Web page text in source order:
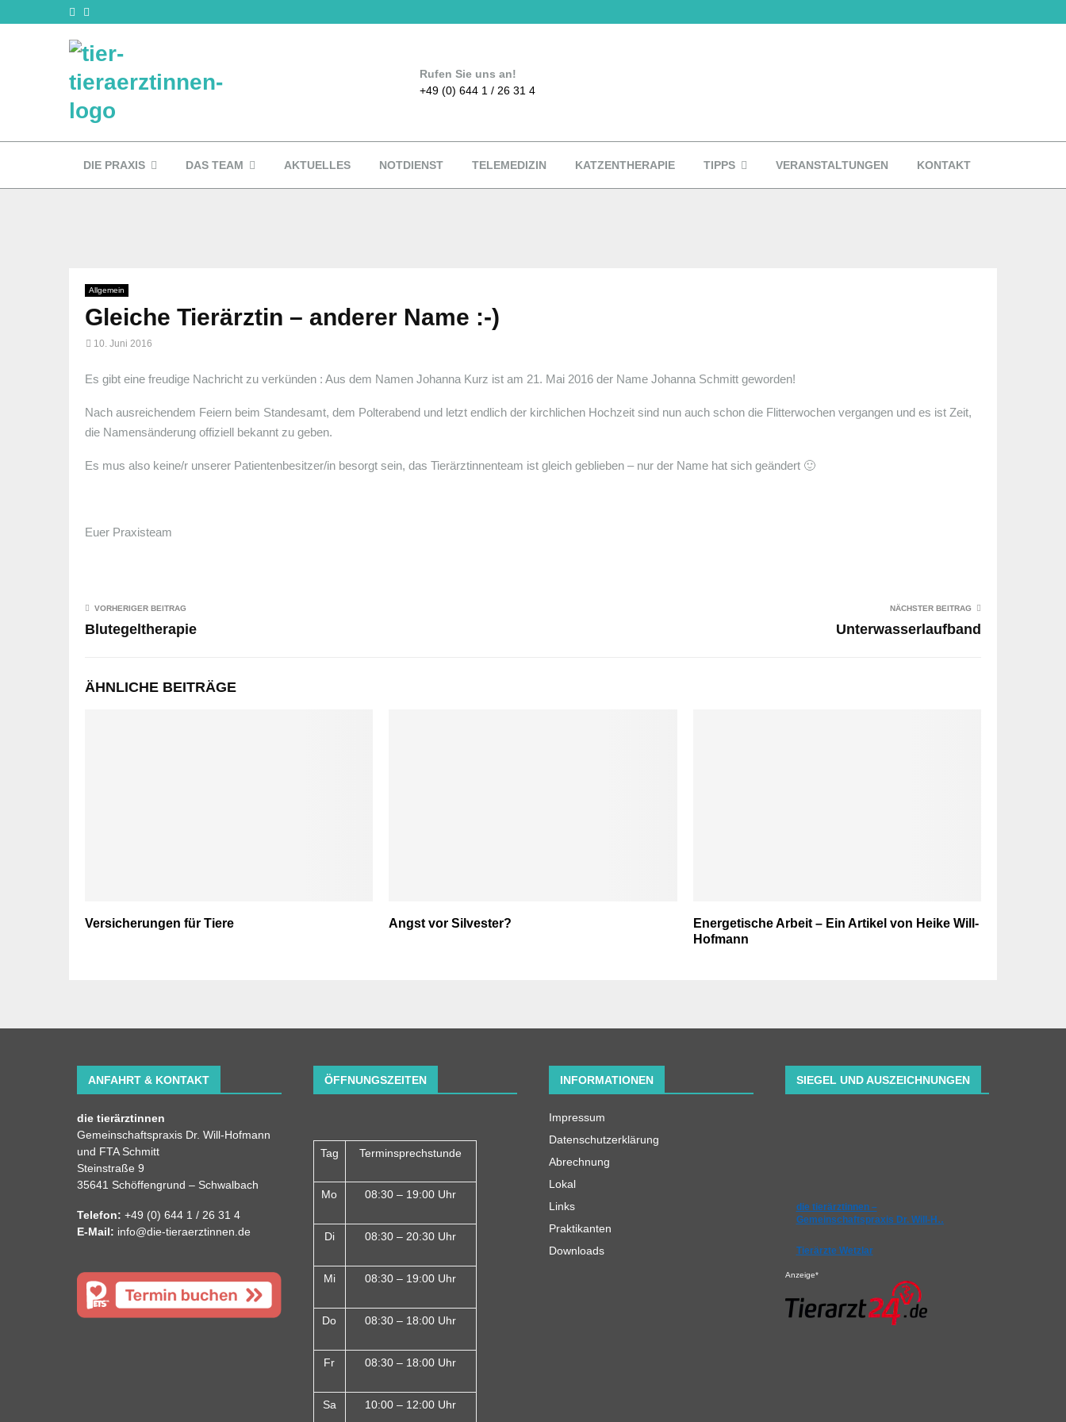
Rufen Sie uns an!
+49 (0) 644 1 / 26 31 4
DIE PRAXIS DAS TEAM AKTUELLES NOTDIENST TELEMEDIZIN KATZENTHERAPIE TIPPS VERANSTALTUNGEN KONTAKT
Allgemein
Gleiche Tierärztin – anderer Name :-)
10. Juni 2016
Es gibt eine freudige Nachricht zu verkünden : Aus dem Namen Johanna Kurz ist am 21. Mai 2016 der Name Johanna Schmitt geworden!
Nach ausreichendem Feiern beim Standesamt, dem Polterabend und letzt endlich der kirchlichen Hochzeit sind nun auch schon die Flitterwochen vergangen und es ist Zeit,
die Namensänderung offiziell bekannt zu geben.
Es mus also keine/r unserer Patientenbesitzer/in besorgt sein, das Tierärztinnenteam ist gleich geblieben – nur der Name hat sich geändert 🙂
Euer Praxisteam
VORHERIGER BEITRAG
Blutegeltherapie
NÄCHSTER BEITRAG
Unterwasserlaufband
ÄHNLICHE BEITRÄGE
Versicherungen für Tiere Angst vor Silvester?
Energetische Arbeit – Ein Artikel von Heike Will-
Hofmann
ANFAHRT & KONTAKT
die tierärztinnen
Gemeinschaftspraxis Dr. Will-Hofmann
und FTA Schmitt
Steinstraße 9
35641 Schöffengrund – Schwalbach
Telefon: +49 (0) 644 1 / 26 31 4
E-Mail: info@die-tieraerztinnen.de
ÖFFNUNGSZEITEN
Tag Terminsprechstunde
Mo 08:30 – 19:00 Uhr
Di 08:30 – 20:30 Uhr
Mi 08:30 – 19:00 Uhr
Do 08:30 – 18:00 Uhr
Fr 08:30 – 18:00 Uhr
Sa 10:00 – 12:00 Uhr
INFORMATIONEN
Impressum
Datenschutzerklärung
Abrechnung
Lokal
Links
Praktikanten
Downloads
SIEGEL UND AUSZEICHNUNGEN
die tierärztinnen –
Gemeinschaftspraxis Dr. Will-H…
Tierärzte Wetzlar
Anzeige*